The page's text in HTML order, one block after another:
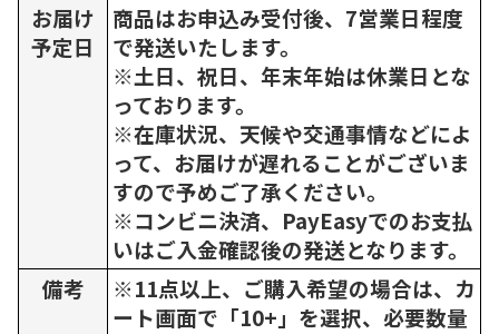
お届け
予定日
商品はお申込み受付後、7営業日程度
で発送いたします。
※土日、祝日、年末年始は休業日とな
っております。
※在庫状況、天候や交通事情などによ
って、お届けが遅れることがございま
すので予めご了承ください。
※コンビニ決済、PayEasyでのお支払
いはご入金確認後の発送となります。
備考
※11点以上、ご購入希望の場合は、カ
ート画面で「10+」を選択、必要数量